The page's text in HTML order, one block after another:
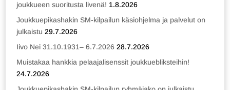
joukkueen suoritusta livenä! 1.8.2026
Joukkuepikashakin SM-kilpailun käsiohjelma ja palvelut on
julkaistu 29.7.2026
Iivo Nei 31.10.1931– 6.7.2026 28.7.2026
Muistakaa hankkia pelaajalisenssit joukkuebliksteihin!
24.7.2026